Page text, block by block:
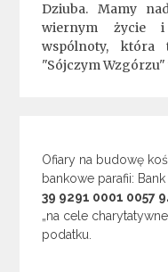
Dziuba. Mamy
wiernym życie i
wspólnoty,
"Sójczym
Ofiary na budowę
bankowe parafii:
39 9291 0001 0057
„na cele
podatku.